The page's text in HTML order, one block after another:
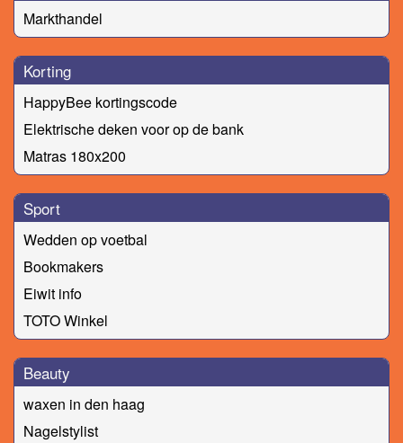
Markthandel
Korting
HappyBee kortingscode
Elektrische deken voor op de bank
Matras 180x200
Sport
Wedden op voetbal
Bookmakers
Eiwit info
TOTO Winkel
Beauty
waxen in den haag
Nagelstylist